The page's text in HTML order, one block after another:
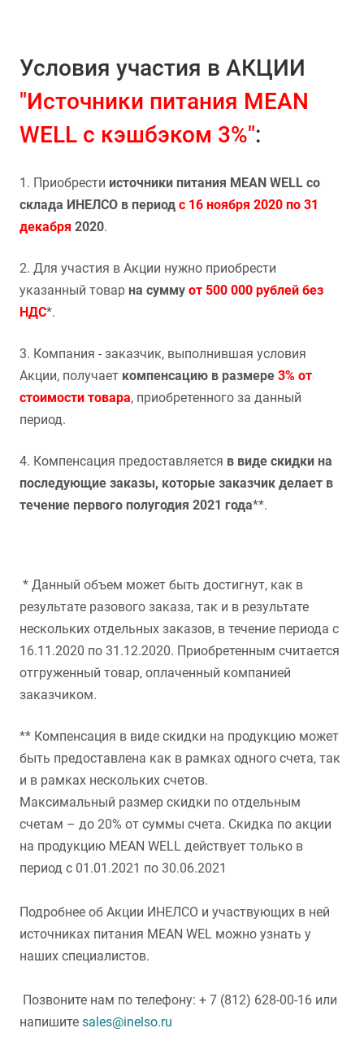
Условия участия в АКЦИИ
"Источники питания MEAN
WELL с кэшбэком 3%":
1. Приобрести источники питания MEAN WELL со
склада ИНЕЛСО в период с 16 ноября 2020 по 31
декабря 2020.
2. Для участия в Акции нужно приобрести
указанный товар на сумму от 500 000 рублей без
НДС*.
3. Компания - заказчик, выполнившая условия
Акции, получает компенсацию в размере 3% от
стоимости товара, приобретенного за данный
период.
4. Компенсация предоставляется в виде скидки на
последующие заказы, которые заказчик делает в
течение первого полугодия 2021 года**.
* Данный объем может быть достигнут, как в
результате разового заказа, так и в результате
нескольких отдельных заказов, в течение периода с
16.11.2020 по 31.12.2020. Приобретенным считается
отгруженный товар, оплаченный компанией
заказчиком.
** Компенсация в виде скидки на продукцию может
быть предоставлена как в рамках одного счета, так
и в рамках нескольких счетов.
Максимальный размер скидки по отдельным
счетам – до 20% от суммы счета. Скидка по акции
на продукцию MEAN WELL действует только в
период с 01.01.2021 по 30.06.2021
Подробнее об Акции ИНЕЛСО и участвующих в ней
источниках питания MEAN WEL можно узнать у
наших специалистов.
Позвоните нам по телефону: + 7 (812) 628-00-16 или
напишите sales@inelso.ru